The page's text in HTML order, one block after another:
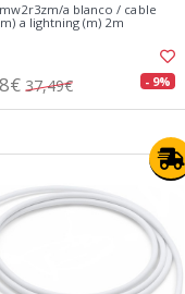
a blanco / cable
a lightning (m) 2m
37,49€ - 9%